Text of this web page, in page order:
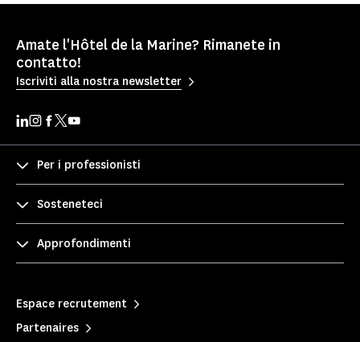
Amate l'Hôtel de la Marine? Rimanete in
contatto!
Iscriviti alla nostra newsletter
Per i professionisti
Sosteneteci
Approfondimenti
Espace recrutement
Partenaires